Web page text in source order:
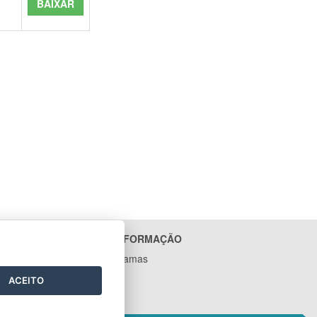
BAIXAR
ACESSO À INFORMAÇÃO
Ações e Programas
Contratos
ACEITO